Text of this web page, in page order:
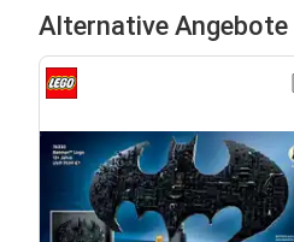
Alternative Angebote